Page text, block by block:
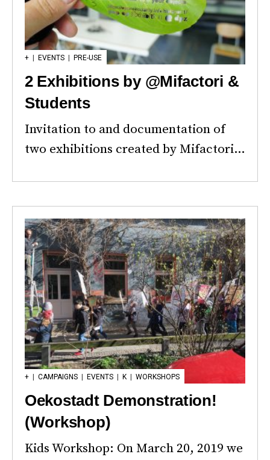
+ EVENTS PRE-USE
2 Exhibitions by @Mifactori &
Students
Invitation to and documentation of
two exhibitions created by Mifactori…
+ CAMPAIGNS EVENTS K WORKSHOPS
Oekostadt Demonstration!
(Workshop)
Kids Workshop: On March 20, 2019 we